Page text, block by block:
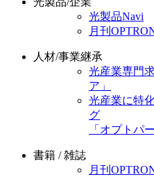
光製品Navi
月刊
人材/事業継承
光産業専門
ア」
光産業に特
グ
「オプトパ
書籍 / 雑誌
月刊